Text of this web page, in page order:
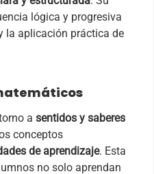
lógica y progresiva
la aplicación práctica de
a sentidos y saberes
conceptos
de aprendizaje. Esta
no solo aprendan